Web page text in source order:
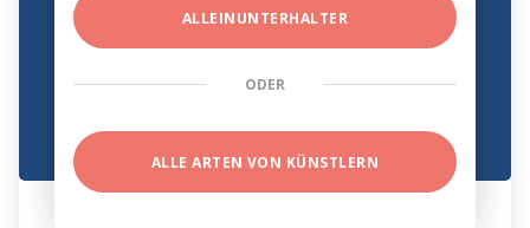
ALLEINUNTERHALTER
ODER
ALLE ARTEN VON KÜNSTLERN